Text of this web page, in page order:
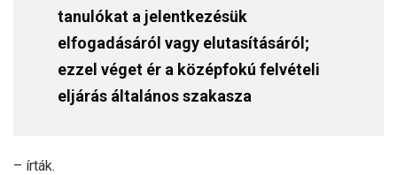
tanulókat a jelentkezésük
elfogadásáról vagy elutasításáról;
ezzel véget ér a középfokú felvételi
eljárás általános szakasza
– írták.